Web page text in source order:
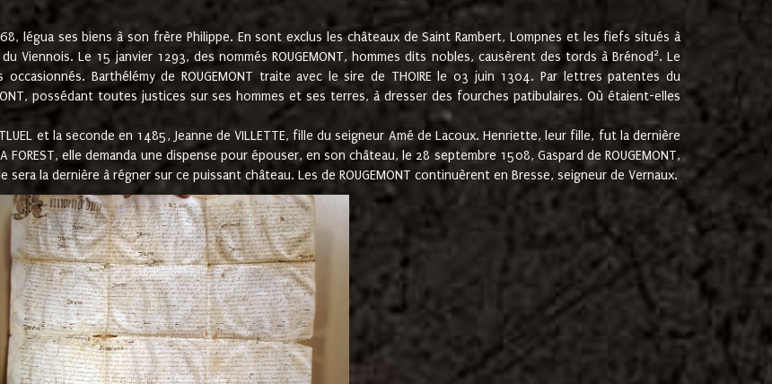
légua ses biens à son frère Philippe. En sont exclus les châteaux de Saint Rambert, Lompnes et les fiefs situés à
Viennois. Le 15 janvier 1293, des nommés ROUGEMONT, hommes dits nobles, causèrent des tords à Brénod 2. Le
Barthélémy de ROUGEMONT traite avec le sire de THOIRE le 03 juin 1304. Par lettres patentes du
possédant toutes justices sur ses hommes et ses terres, à dresser des fourches patibulaires. Où étaient-elles
et la seconde en 1485, Jeanne de VILLETTE, fille du seigneur Amé de Lacoux. Henriette, leur fille, fut la dernière
elle demanda une dispense pour épouser, en son château, le 28 septembre 1508, Gaspard de ROUGEMONT,
la dernière à régner sur ce puissant château. Les de ROUGEMONT continuèrent en Bresse, seigneur de Vernaux.